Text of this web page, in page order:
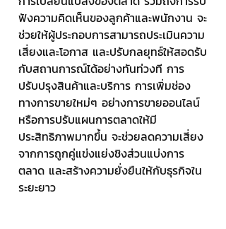
ฟังความคิดเห็นของลูกค้าและพนักงาน จะ
ช่วยให้ผู้ประกอบการสามารถประเมินความ
เสี่ยงและโอกาส และปรับกลยุทธ์ให้สอดรับ
กับสถานการณ์ได้อย่างทันท่วงที การ
ปรับปรุงสินค้าและบริการ การเพิ่มช่อง
ทางการขายใหม่ๆ อย่างการขายออนไลน์
หรือการปรับแผนการตลาดให้มี
ประสิทธิภาพมากขึ้น จะช่วยลดความเสี่ยง
จากการถูกคู่แข่งแย่งชิงส่วนแบ่งการ
ตลาด และสร้างความยั่งยืนให้กับธุรกิจใน
ระยะยาว